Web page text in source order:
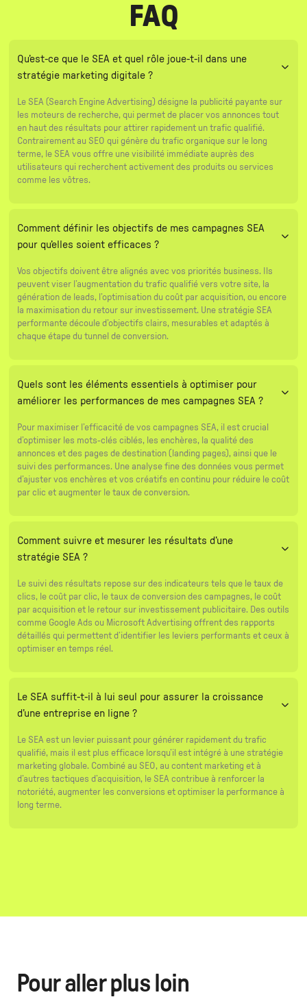
FAQ
Qu’est-ce que le SEA et quel rôle joue-t-il dans une
stratégie marketing digitale ?
Le SEA (Search Engine Advertising) désigne la publicité payante sur
les moteurs de recherche, qui permet de placer vos annonces tout
en haut des résultats pour attirer rapidement un trafic qualifié.
Contrairement au SEO qui génère du trafic organique sur le long
terme, le SEA vous offre une visibilité immédiate auprès des
utilisateurs qui recherchent activement des produits ou services
comme les vôtres.
Comment définir les objectifs de mes campagnes SEA
pour qu’elles soient efficaces ?
Vos objectifs doivent être alignés avec vos priorités business. Ils
peuvent viser l’augmentation du trafic qualifié vers votre site, la
génération de leads, l’optimisation du coût par acquisition, ou encore
la maximisation du retour sur investissement. Une stratégie SEA
performante découle d’objectifs clairs, mesurables et adaptés à
chaque étape du tunnel de conversion.
Quels sont les éléments essentiels à optimiser pour
améliorer les performances de mes campagnes SEA ?
Pour maximiser l’efficacité de vos campagnes SEA, il est crucial
d’optimiser les mots-clés ciblés, les enchères, la qualité des
annonces et des pages de destination (landing pages), ainsi que le
suivi des performances. Une analyse fine des données vous permet
d’ajuster vos enchères et vos créatifs en continu pour réduire le coût
par clic et augmenter le taux de conversion.
Comment suivre et mesurer les résultats d’une
stratégie SEA ?
Le suivi des résultats repose sur des indicateurs tels que le taux de
clics, le coût par clic, le taux de conversion des campagnes, le coût
par acquisition et le retour sur investissement publicitaire. Des outils
comme Google Ads ou Microsoft Advertising offrent des rapports
détaillés qui permettent d’identifier les leviers performants et ceux à
optimiser en temps réel.
Le SEA suffit-t-il à lui seul pour assurer la croissance
d’une entreprise en ligne ?
Le SEA est un levier puissant pour générer rapidement du trafic
qualifié, mais il est plus efficace lorsqu’il est intégré à une stratégie
marketing globale. Combiné au SEO, au content marketing et à
d’autres tactiques d’acquisition, le SEA contribue à renforcer la
notoriété, augmenter les conversions et optimiser la performance à
long terme.
Pour aller plus loin